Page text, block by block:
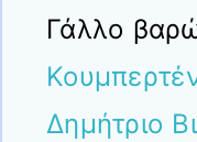
Γάλλο
Δημήτριο